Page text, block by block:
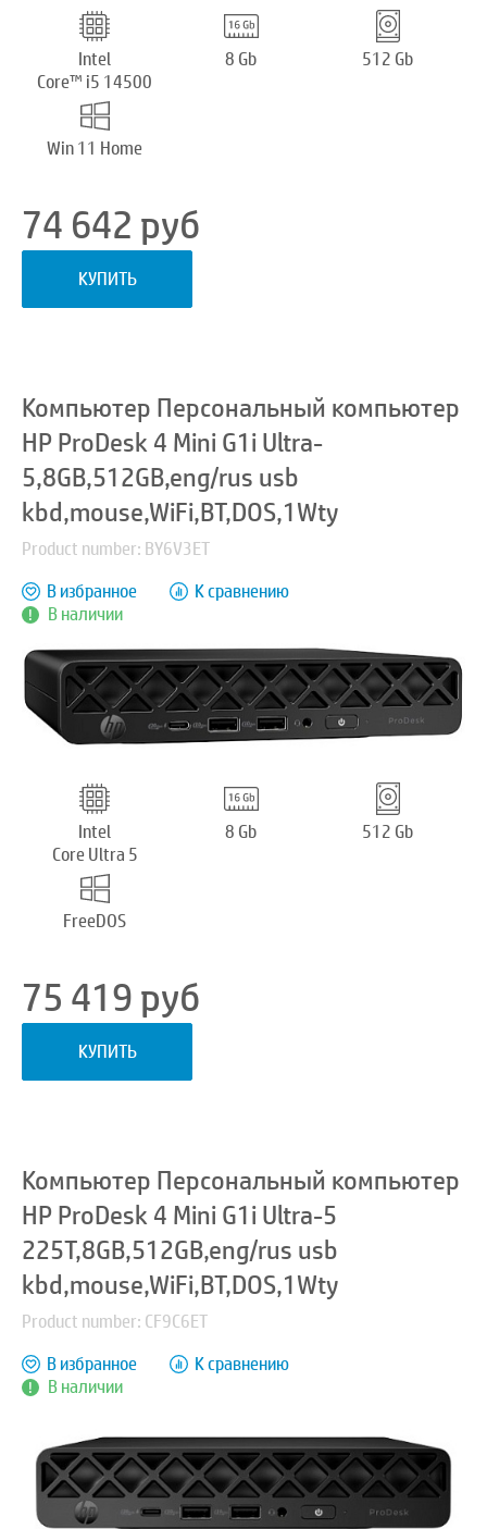
Intel
Core™ i5 14500
8 Gb 512 Gb
Win 11 Home
74 642 руб
КУПИТЬ
Компьютер Персональный компьютер
HP ProDesk 4 Mini G1i Ultra-
5,8GB,512GB,eng/rus usb
kbd,mouse,WiFi,BT,DOS,1Wty
Product number: BY6V3ET
В наличии
В избранное К сравнению
Intel
Core Ultra 5
8 Gb 512 Gb
FreeDOS
75 419руб
КУПИТЬ
Компьютер Персональный компьютер
HP ProDesk 4 Mini G1i Ultra-5
225T,8GB,512GB,eng/rus usb
kbd,mouse,WiFi,BT,DOS,1Wty
Product number: CF9C6ET
В наличии
В избранное К сравнению